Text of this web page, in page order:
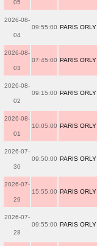
05
2026-08-
04
09:55:00 PARIS ORLY
2026-08-
03
07:45:00 PARIS ORLY
2026-08-
02
09:15:00 PARIS ORLY
2026-08-
01
10:05:00 PARIS ORLY
2026-07-
30
09:50:00 PARIS ORLY
2026-07-
29
15:55:00 PARIS ORLY
2026-07-
28
09:55:00 PARIS ORLY